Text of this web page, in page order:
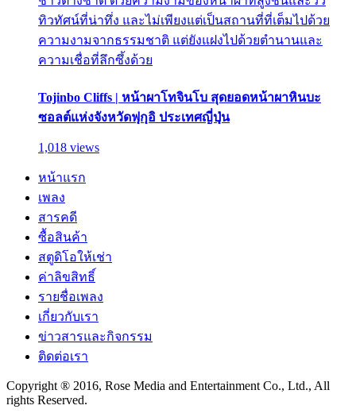
ทิวทัศน์ที่น่าทึ่ง และไม่เพียงแต่เป็นสถานที่ที่เต็มไปด้วย
ความงามจากธรรมชาติ แต่ยังแฝงไปด้วยตำนานและ
ความเชื่อที่ลึกซึ้งด้วย
Tojinbo Cliffs | หน้าผาโทจินโบ สุดยอดหน้าผาหินบะ
ซอลต์แห่งจังหวัดฟุกุอิ ประเทศญี่ปุ่น
1,018 views
หน้าแรก
เพลง
สารคดี
ซื้อสินค้า
สตูดิโอให้เช่า
ค่าลิขสิทธิ์
รายชื่อเพลง
เกี่ยวกับเรา
ข่าวสารและกิจกรรม
ติดต่อเรา
Copyright ® 2016, Rose Media and Entertainment Co., Ltd., All
rights Reserved.